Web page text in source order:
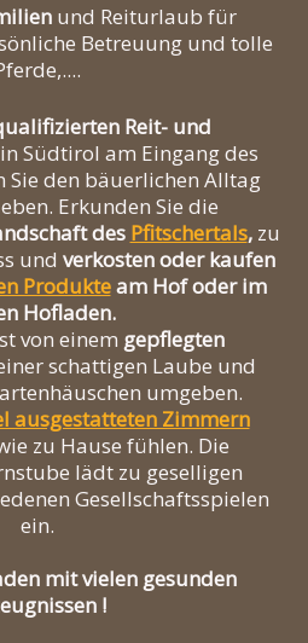
und Reiturlaub für
Betreuung und tolle
Reit- und
Südtirol am Eingang des
Sie den bäuerlichen Alltag
Erkunden Sie die
des Pfitschertals,zu
und verkosten oder kaufen
Produkteam Hof oder im
Hofladen.
von einem gepflegten
schattigen Laube und
umgeben.
ausgestatteten Zimmern
zu Hause fühlen. Die
lädt zu geselligen
Gesellschaftsspielen
ein.
mit vielen gesunden
!